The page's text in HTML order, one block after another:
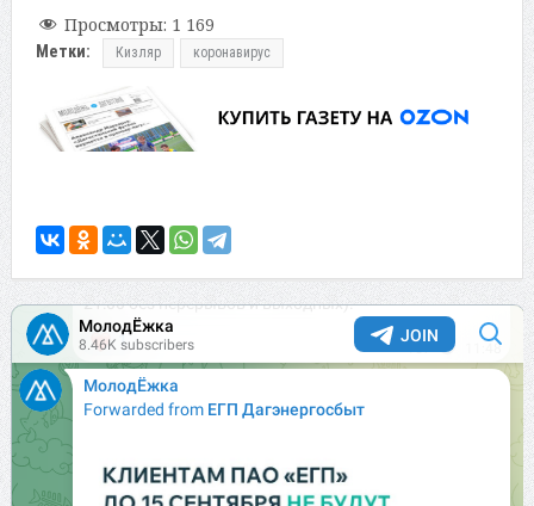
Просмотры: 1 169
Метки: Кизляр коронавирус